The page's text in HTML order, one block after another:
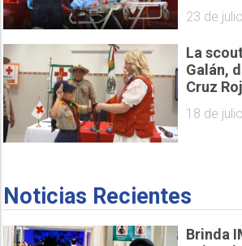
23 de
La
Galán,
Cruz
18 de
Noticias Recientes
Brinda